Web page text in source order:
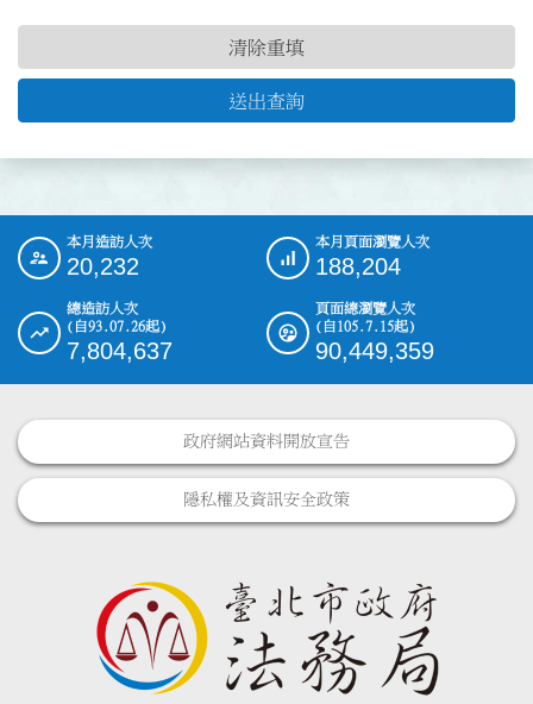
送出查詢
清除重填
::: 本月造訪人次
20,232
本月頁面瀏覽人次
188,204
總造訪人次
(自93.07.26起)
7,804,637
頁面總瀏覽人次
(自105.7.15起)
90,449,359
政府網站資料開放宣告
隱私權及資訊安全政策